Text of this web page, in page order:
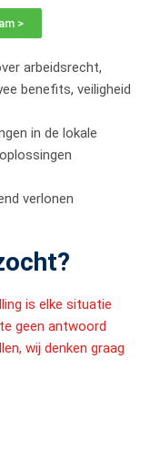
>
arbeidsrecht,
benefits, veiligheid
in de lokale
verlonen
is elke situatie
geen antwoord
wij denken graag